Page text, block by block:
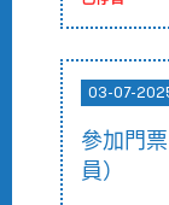
03-07-
參加門
員）